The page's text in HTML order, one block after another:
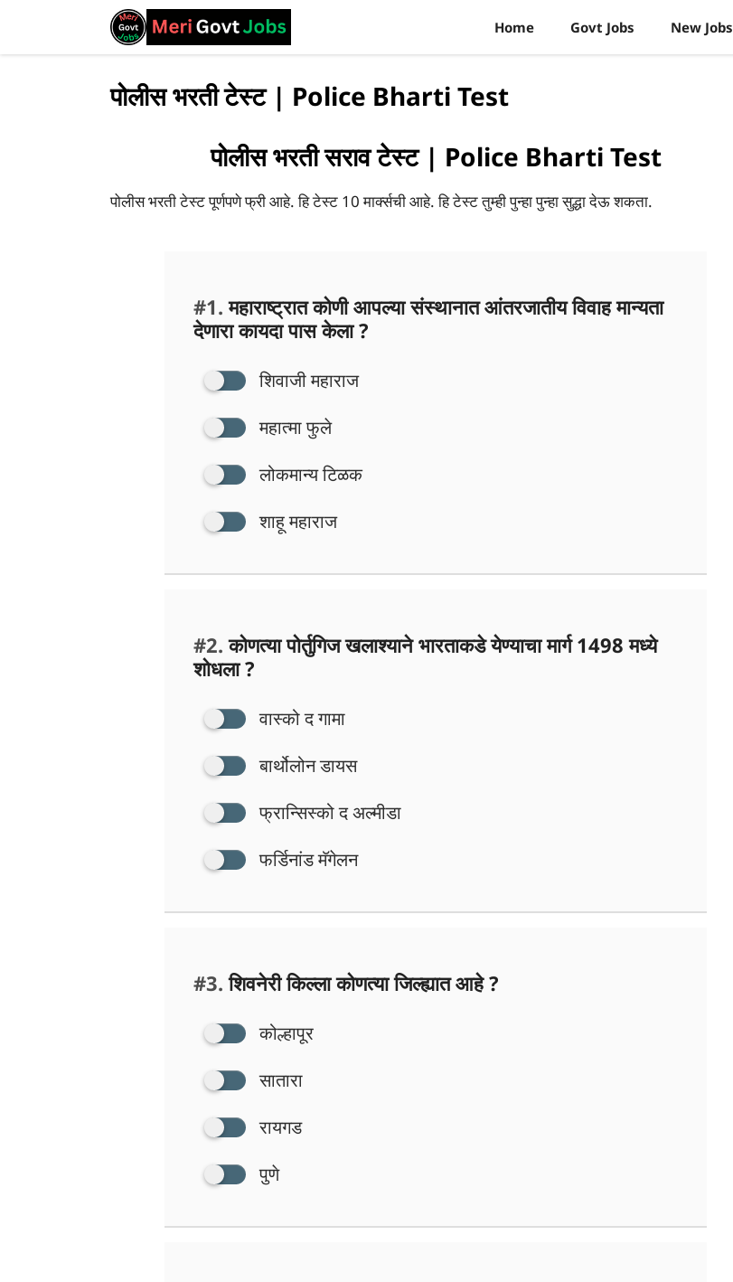
Home Govt Jobs New Jobs
पोलीस भरती टेस्ट | Police Bharti Test
पोलीस भरती सराव टेस्ट | Police Bharti Test
पोलीस भरती टेस्ट पूर्णपणे फ्री आहे. हि टेस्ट 10 मार्क्सची आहे. हि टेस्ट तुम्ही पुन्हा पुन्हा सुद्धा देऊ शकता.
#1. महाराष्ट्रात कोणी आपल्या संस्थानात आंतरजातीय विवाह मान्यता
देणारा कायदा पास केला ?
शिवाजी महाराज
महात्मा फुले
लोकमान्य टिळक
शाहू महाराज
#2. कोणत्या पोर्तुगिज खलाश्याने भारताकडे येण्याचा मार्ग 1498 मध्ये
शोधला ?
वास्को द गामा
बार्थोलोन डायस
फ्रान्सिस्को द अल्मीडा
फर्डिनांड मॅगेलन
#3. शिवनेरी किल्ला कोणत्या जिल्ह्यात आहे ?
कोल्हापूर
सातारा
रायगड
पुणे